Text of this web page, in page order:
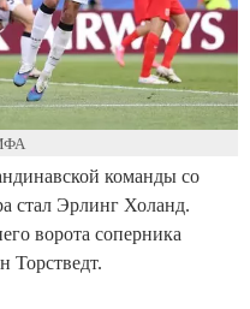
команды со
стал Эрлинг Холанд.
ворота соперника
Торстведт.